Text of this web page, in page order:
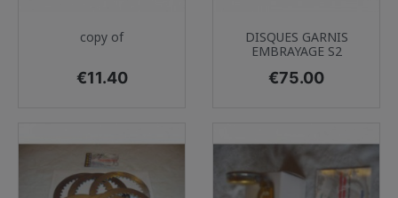
copy of
Price
€11.40
DISQUES GARNIS
EMBRAYAGE S2
Price
€75.00